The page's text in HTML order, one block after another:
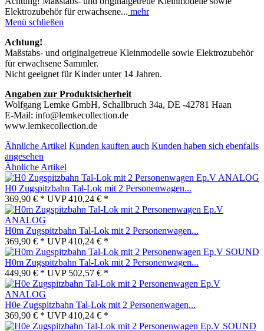
Elektrozubehör für erwachsene... mehr
Menü schließen
Achtung!
Maßstabs- und originalgetreue Kleinmodelle sowie Elektrozubehör
für erwachsene Sammler.
Nicht geeignet für Kinder unter 14 Jahren.
Angaben zur Produktsicherheit
Wolfgang Lemke GmbH, Schallbruch 34a, DE -42781 Haan
E-Mail: info@lemkecollection.de
www.lemkecollection.de
Ähnliche Artikel Kunden kauften auch Kunden haben sich ebenfalls
angesehen
Ähnliche Artikel
H0 Zugspitzbahn Tal-Lok mit 2 Personenwagen...
369,90 € * UVP410,24 € *
H0m Zugspitzbahn Tal-Lok mit 2 Personenwagen...
369,90 € * UVP410,24 € *
H0m Zugspitzbahn Tal-Lok mit 2 Personenwagen...
449,90 € * UVP 502,57 € *
H0e Zugspitzbahn Tal-Lok mit 2 Personenwagen...
369,90 € * UVP410,24 € *